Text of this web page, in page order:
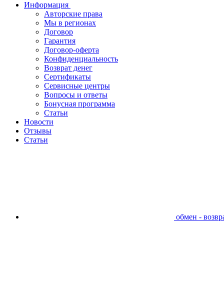
Информация
Авторские права
Мы в регионах
Договор
Гарантия
Договор-оферта
Конфиденциальность
Возврат денег
Сертификаты
Сервисные центры
Вопросы и ответы
Бонусная программа
Статьи
Новости
Отзывы
Статьи
обмен -